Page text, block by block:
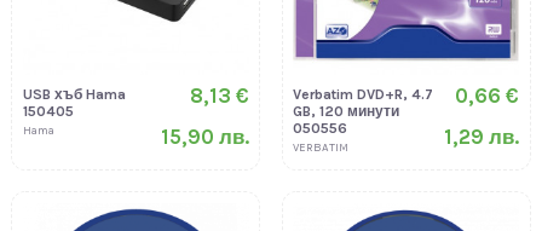
USB хъб Hama
150405
Hama
8,13 €
15,90 лв.
Verbatim DVD+R, 4.7
GB, 120 минути
050556
VERBATIM
0,66 €
1,29 лв.